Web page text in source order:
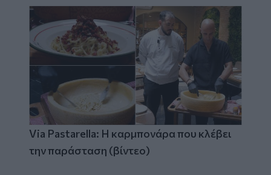
Via Pastarella: Η καρμπονάρα που κλέβει
την παράσταση (βίντεο)